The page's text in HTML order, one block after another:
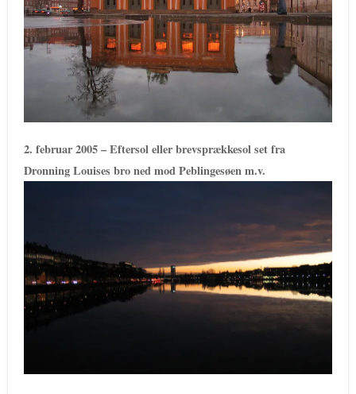
2. februar 2005 – Eftersol eller brevsprækkesol set fra
Dronning Louises bro ned mod Peblingesøen m.v.